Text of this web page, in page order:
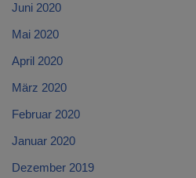
Juni 2020
Mai 2020
April 2020
März 2020
Februar 2020
Januar 2020
Dezember 2019